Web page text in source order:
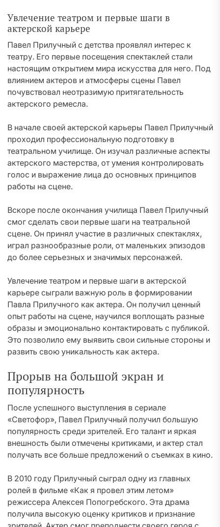
Увлечение театром и первые шаги в
актерской карьере
Павел Прилучный с детства проявлял интерес к
театру. Его первые посещения спектаклей стали
настоящим открытием мира искусства для него. Под
влиянием актеров и атмосферы сцены Павел
почувствовал неотразимую притягательность
актерского ремесла.
В начале своей актерской карьеры Павел Прилучный
проходил профессиональную подготовку в
театральном училище. Он изучал различные аспекты
актерского мастерства, от умения контролировать
голос и выражение лица до основных принципов
работы на сцене.
Вскоре после окончания училища Павел Прилучный
смог сделать свои первые шаги на театральной
сцене. Он принял участие в различных спектаклях,
играл разнообразные роли, от маленьких эпизодов
до более серьезных и значимых персонажей.
Увлечение театром и первые шаги в актерской
карьере сыграли важную роль в формировании
Павла Прилучного как актера. Он получил ценный
опыт работы на сцене, научился воплощать разные
образы и эмоционально контактировать с публикой.
Это позволило ему выявить свои сильные стороны и
развить свою уникальность как актера.
Прорыв на большой экран и
популярность
После успешного выступления в сериале
«Светофор», Павел Прилучный получил большую
популярность среди зрителей. Его талант и яркая
внешность были отмечены критиками, и актер стал
получать все больше предложений о съемках в кино.
В 2010 году Прилучный сыграл одну из главных
ролей в фильме «Как я провел этим летом»
режиссера Алексея Попогребского. Эта драма
получила высокую оценку критиков и признание